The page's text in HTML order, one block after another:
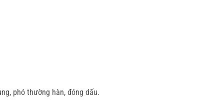
phó thường hàn, đóng dấu.